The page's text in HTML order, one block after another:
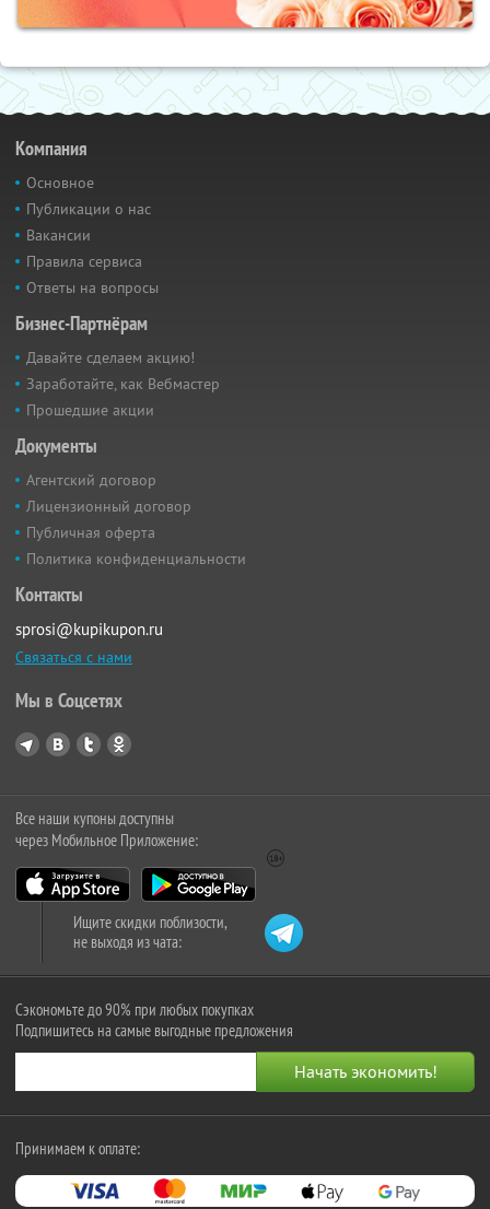
Компания
Основное
Публикации о нас
Вакансии
Правила сервиса
Ответы на вопросы
Бизнес-Партнёрам
Давайте сделаем акцию!
Заработайте, как Вебмастер
Прошедшие акции
Документы
Агентский договор
Лицензионный договор
Публичная оферта
Политика конфиденциальности
Контакты
sprosi@kupikupon.ru
Связаться с нами
Мы в Соцсетях
Все наши купоны доступны
через Мобильное Приложение:
Ищите скидки поблизости,
не выходя из чата:
Сэкономьте до 90% при любых покупках
Подпишитесь на самые выгодные предложения
Принимаем к оплате: